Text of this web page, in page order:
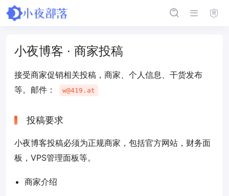
小夜博客 · 商家投稿
接受商家促销相关投稿，商家、个人信息、干货发布
等。邮件：
w@419.at
投稿要求
小夜博客投稿必须为正规商家，包括官方网站，财务面
板，VPS管理面板等。
商家介绍